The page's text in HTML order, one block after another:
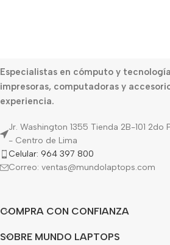
Especialistas en cómputo y
impresoras, computadoras y
experiencia.
Jr. Washington 1355 Tienda 2B-101 2do
- Centro de Lima
Celular: 964 397 800
Correo: ventas@mundolaptops.com
COMPRA CON CONFIANZA
SOBRE MUNDO LAPTOPS